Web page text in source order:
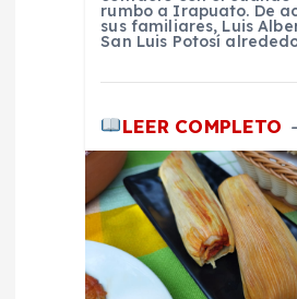
rumbo a Irapuato. De
sus familiares, Luis
San Luis Potosí
LEER COMPLETO